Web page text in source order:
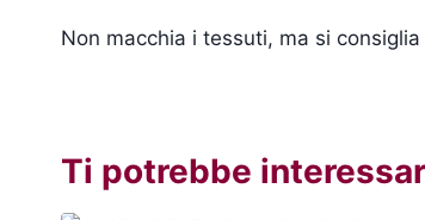
Non macchia i tessuti, ma si
Ti potrebbe